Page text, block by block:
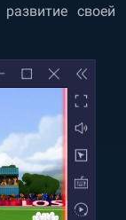
своей